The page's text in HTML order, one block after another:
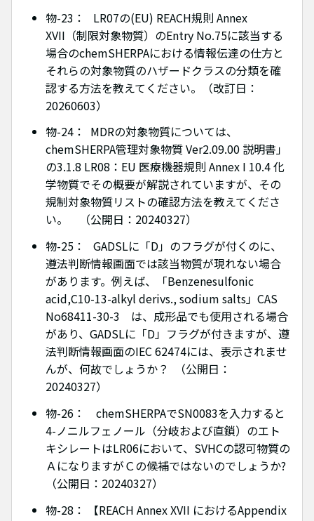
物-23： LR07の(EU) REACH規則 Annex
XVII（制限対象物質）のEntry No.75に該当する
場合のchemSHERPAにおける情報伝達の仕方と
それらの対象物質のハザードクラスの分類を確
認する方法を教えてください。（改訂日：
20260603）
物-24： MDRの対象物質については、
chemSHERPA管理対象物質 Ver2.09.00 説明書」
の3.1.8 LR08：EU 医療機器規則 Annex I 10.4 化
学物質でその概要が解説されていますが、その
規制対象物質リストの確認方法を教えてくださ
い。 （公開日：20240327）
物-25： GADSLに「D」のフラグが付くのに、
遵法判断情報画面では該当物質が現れない場合
があります。例えば、「Benzenesulfonic
acid,C10-13-alkyl derivs., sodium salts」CAS
No68411-30-3 は、成形品でも使用される場合
があり、GADSLに「D」フラグが付きますが、遵
法判断情報画面のIEC 62474には、表示されませ
んが、何故でしょうか？ （公開日：
20240327）
物-26： chemSHERPAでSN0083を入力すると
4-ノニルフェノール（分岐および直鎖）のエト
キシレートはLR06において、SVHCの認可物質の
ＡになりますがＣの候補ではないのでしょうか?
（公開日：20240327）
物-28： 【REACH Annex XVII におけるAppendix